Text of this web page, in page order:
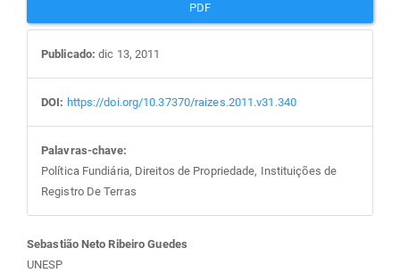
PDF
Publicado: dic 13, 2011
DOI: https://doi.org/10.37370/raizes.2011.v31.340
Palavras-chave:
Política Fundiária, Direitos de Propriedade, Instituições de
Registro De Terras
Conteúdo
Sebastião Neto Ribeiro Guedes
UNESP